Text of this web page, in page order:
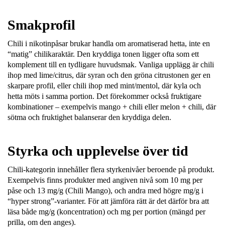
Smakprofil
Chili i nikotinpåsar brukar handla om aromatiserad hetta, inte en
“matig” chilikaraktär. Den kryddiga tonen ligger ofta som ett
komplement till en tydligare huvudsmak. Vanliga upplägg är chili
ihop med lime/citrus, där syran och den gröna citrustonen ger en
skarpare profil, eller chili ihop med mint/mentol, där kyla och
hetta möts i samma portion. Det förekommer också fruktigare
kombinationer – exempelvis mango + chili ellermelon + chili, där
sötma och fruktighet balanserar den kryddiga delen.
Styrka och upplevelse över tid
Chili-kategorin innehåller flera styrkenivåer beroende på produkt.
Exempelvis finns produkter med angiven nivå som 10 mg per
påse och 13 mg/g (Chili Mango), och andra med högre mg/g i
“hyper strong”-varianter. För att jämföra rätt är det därför bra att
läsa både mg/g (koncentration) och mg per portion (mängd per
prilla, om den anges).